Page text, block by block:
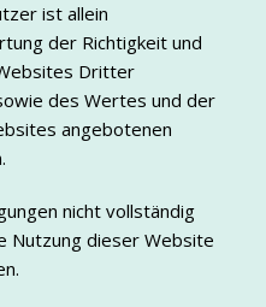
ist allein
der Richtigkeit und
Dritter
des Wertes und der
angebotenen
nicht vollständig
Nutzung dieser Website